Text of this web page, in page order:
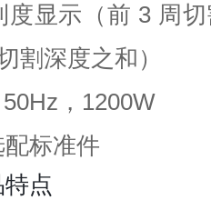
度显示（前 3 周
割深度之和）
，1200W
标准件
点